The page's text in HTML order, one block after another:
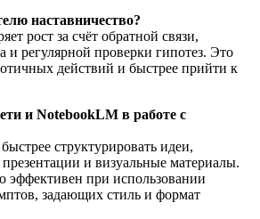
наставничество?
рост за счёт обратной связи,
и регулярной проверки гипотез. Это
действий и быстрее прийти к
и NotebookLM в работе с
структурировать идеи,
презентации и визуальные материалы.
эффективен при использовании
задающих стиль и формат